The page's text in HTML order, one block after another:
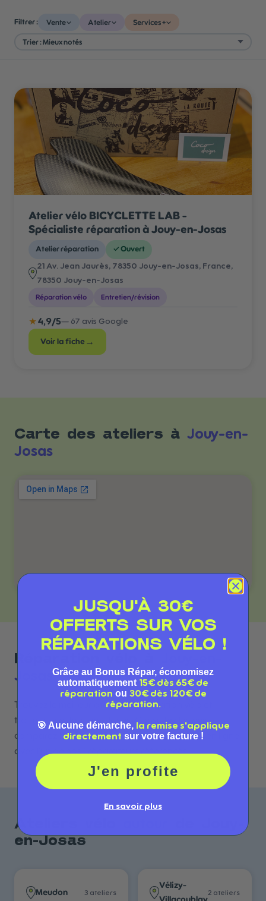
Filtrer : Vente Atelier Services +
Atelier vélo BICYCLETTE LAB -
Spécialiste réparation à Jouy-en-Josas
Atelier réparation ✓ Ouvert
21 Av. Jean Jaurès, 78350 Jouy-en-Josas, France,
78350 Jouy-en-Josas
Réparation vélo Entretien/révision
★4,9/5— 67 avis Google
Voir la fiche →
Carte des ateliers à Jouy-en-
Josas
Josas
Trouvez le meilleur atelier de réparation vélo et
trottinette à Jouy-en-Josas. Consultez les avis,
comparez les services et prenez rendez-vous en ligne
avec l'un de nos 1 réparateurs référencés.
Ateliers vélo
en-Josas
Meudon 3 ateliers
Vélizy-
2 ateliers
JUSQU'À 30€
OFFERTS SUR VOS
RÉPARATIONS VÉLO !
Grâce au Bonus Répar, économisez
automatiquement 15€ dès 65€ de
réparation ou 30€ dès 120€ de
réparation.
🎯 Aucune démarche, la remise s'applique
directement sur votre facture !
J'en profite
En savoir plus